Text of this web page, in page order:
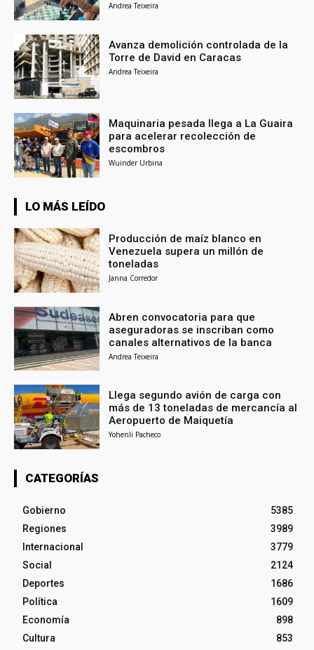
Andrea Teixeira
Avanza demolición controlada de la
Torre de David en Caracas
Andrea Teixeira
Maquinaria pesada llega a La Guaira
para acelerar recolección de
escombros
Wuinder Urbina
LO MÁS LEÍDO
Producción de maíz blanco en
Venezuela supera un millón de
toneladas
Janna Corredor
Abren convocatoria para que
aseguradoras se inscriban como
canales alternativos de la banca
Andrea Teixeira
Llega segundo avión de carga con
más de 13 toneladas de mercancía al
Aeropuerto de Maiquetía
Yohenli Pacheco
CATEGORÍAS
Gobierno
5385
Regiones
3989
Internacional
3779
Social
2124
Deportes
1686
Política
1609
Economía
898
Cultura
853